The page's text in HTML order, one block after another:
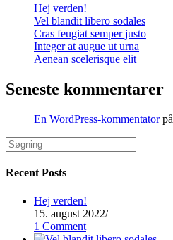
Hej verden!
Vel blandit libero sodales
Cras feugiat semper justo
Integer at augue ut urna
Aenean scelerisque elit
Seneste kommentarer
En WordPress-kommentatorpå
Recent Posts
Hej verden!
15. august 2022/
1 Comment